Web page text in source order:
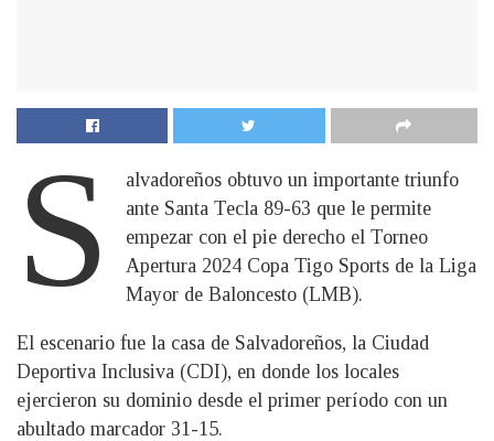
S
alvadoreños obtuvo un importante triunfo
ante Santa Tecla 89-63 que le permite
empezar con el pie derecho el Torneo
Apertura 2024 Copa Tigo Sports de la Liga
Mayor de Baloncesto (LMB).
El escenario fue la casa de Salvadoreños, la Ciudad
Deportiva Inclusiva (CDI), en donde los locales
ejercieron su dominio desde el primer período con un
abultado marcador 31-15.